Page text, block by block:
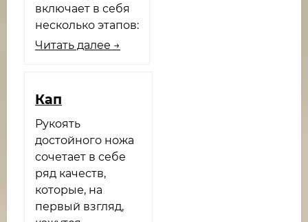
включает в себя
несколько этапов:
Читать далее →
Кап
Рукоять
достойного ножа
сочетает в себе
ряд качеств,
которые, на
первый взгляд,